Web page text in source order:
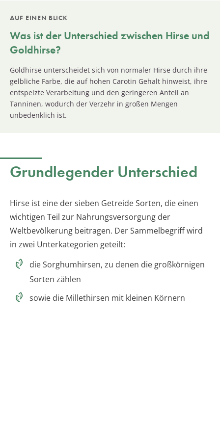
AUF EINEN BLICK
Was ist der Unterschied zwischen Hirse und
Goldhirse?
Goldhirse unterscheidet sich von normaler Hirse durch ihre
gelbliche Farbe, die auf hohen Carotin Gehalt hinweist, ihre
entspelzte Verarbeitung und den geringeren Anteil an
Tanninen, wodurch der Verzehr in großen Mengen
unbedenklich ist.
Grundlegender Unterschied
Hirse ist eine der sieben Getreide Sorten, die einen
wichtigen Teil zur Nahrungsversorgung der
Weltbevölkerung beitragen. Der Sammelbegriff wird
in zwei Unterkategorien geteilt:
die Sorghumhirsen, zu denen die großkörnigen
Sorten zählen
sowie die Millethirsen mit kleinen Körnern